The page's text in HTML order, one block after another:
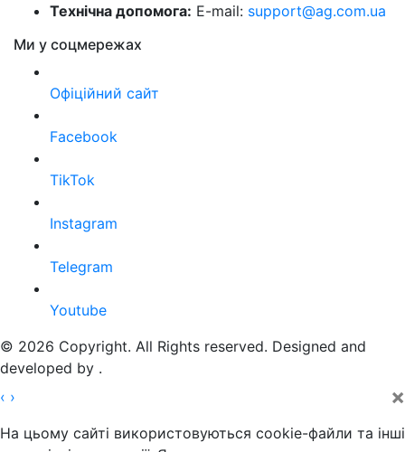
Технічна допомога: E-mail: support@ag.com.ua
Ми у соцмережах
Офіційний сайт
Facebook
TikTok
Instagram
Telegram
Youtube
© 2026 Copyright. All Rights reserved. Designed and
developed by .
‹ › ×
На цьому сайті використовуються cookie-файли та інші